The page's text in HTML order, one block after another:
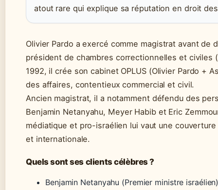
atout rare qui explique sa réputation en droit
Olivier Pardo a exercé comme magistrat avant de
président de chambres correctionnelles et civiles (
1992, il crée son cabinet OPLUS (Olivier Pardo +
des affaires, contentieux commercial et civil.
Ancien magistrat, il a notamment défendu des
Benjamin Netanyahu, Meyer Habib et Eric
médiatique et pro-israélien lui vaut une
et internationale.
Quels sont ses clients célèbres ?
Benjamin Netanyahu (Premier ministre